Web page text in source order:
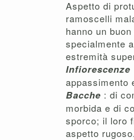
Aspetto di
ramoscelli
hanno un
specialmente
estremità
Infiorescenze
appassimento
Bacche : di
morbida e di
sporco; il loro
aspetto rugoso.